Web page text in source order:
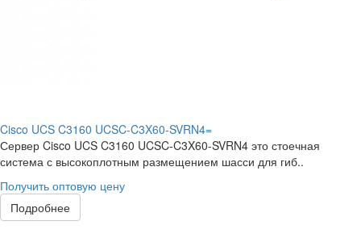
Cisco UCS C3160 UCSC-C3X60-SVRN4=
Сервер Cisco UCS C3160 UCSC-C3X60-SVRN4 это стоечная
система с высокоплотным размещением шасси для гиб..
Получить оптовую цену
Подробнее